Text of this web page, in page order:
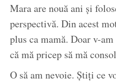
Mara are nouă ani și
perspectivă. Din acest
plus ca mamă. Doar v-
că mă pricep să mă
O să am nevoie. Știți ce